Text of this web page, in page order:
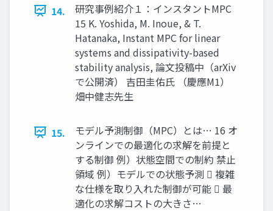
14.
研究事例紹介１：インスタントMPC
15 K. Yoshida, M. Inoue, & T.
Hatanaka, Instant MPC for linear
systems and dissipativity-based
stability analysis, 論文投稿中（arXiv
で公開済） 吉田圭佑氏 （慶應M1）
畑中健志先生
15.
モデル予測制御（MPC）とは… 16 オ
ンラインでの最適化の求解を前提と
する制御 例）状態空間での制約 禁止
領域 例）モデルでの状態予測  複雑
な仕様を取り入れた制御が可能  最
適化の求解コストの大きさ…